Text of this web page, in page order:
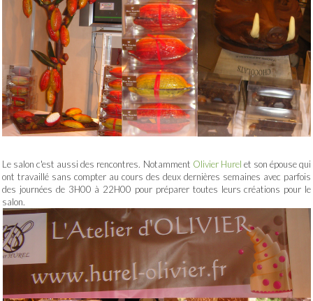
Le salon c'est aussi des rencontres. Notamment Olivier Hurel et son épouse qui
ont travaillé sans compter au cours des deux dernières semaines avec parfois
des journées de 3H00 à 22H00 pour préparer toutes leurs créations pour le
salon.